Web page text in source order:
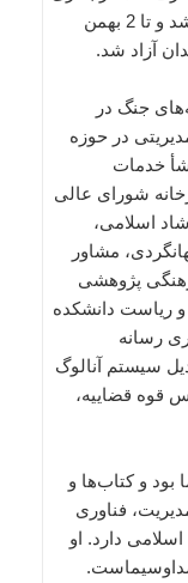
و سپس به زندان‌های اوین و قصر منتقل شد و تا 2 بهمن
جنگ در
در حوزه
خدمات
شورای عالی
اسلامی،
مشاور
فرهنگی پژوهشی
ریاست دانشکده
رسانه
سیستم آنالوگ
قوه قضاییه،
و کتاب‌ها و
فناوری
دارد. او